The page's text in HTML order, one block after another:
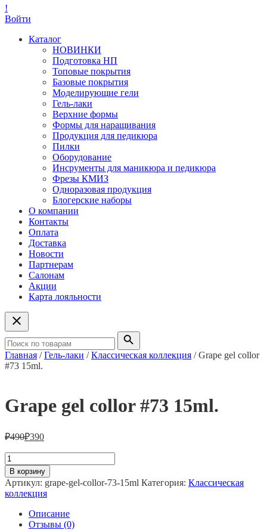
!
Войти
Каталог
НОВИНКИ
Подготовка НП
Топовые покрытия
Базовые покрытия
Моделирующие гели
Гель-лаки
Верхние формы
Формы для наращивания
Продукция для педикюра
Пилки
Оборудование
Инсрументы для маникюра и педикюра
Фрезы КМИЗ
Одноразовая продукция
Блогерские наборы
О компании
Контакты
Оплата
Доставка
Новости
Партнерам
Салонам
Акции
Карта лояльности
Главная /Гель-лаки /Классическая коллекция / Grape gel collor
#73 15ml.
Grape gel collor #73 15ml.
₽490₽390
Количество
товара
Grape
gel
collor
15ml.
В корзину
Артикул: grape-gel-collor-73-15ml Категория: Классическая
коллекция
Описание
Отзывы (0)